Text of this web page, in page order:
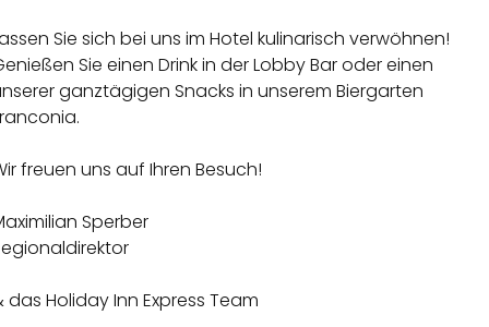
Sie sich bei uns im Hotel kulinarisch verwöhnen!
Sie einen Drink in der Lobby Bar oder einen
ganztägigen Snacks in unserem Biergarten
freuen uns auf Ihren Besuch!
Sperber
das Holiday Inn Express Team